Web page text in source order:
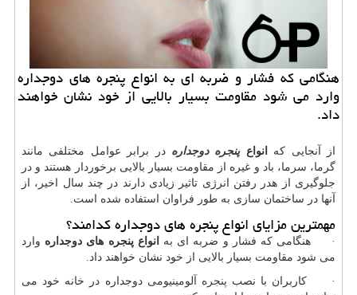
هنگامی كه فشار و ضربه ای به انواع پنجره های دوجداره
وارد می شود مقاومت بسیار بالایی از خود نشان خواهند
داد.
از آنجایی که انواعپنجره دوجداره در برابر عوامل مختلفی مانند
گرما، سرما، باد و غیره از مقاومت بسیار بالایی برخوردار هستند و در
جلوگیری از هدر رفتن انرژی تاثیر زیادی دارند در چند سال اخیر، از
آنها در ساختمان سازی به طور فراوان استفاده شده است.
مهمترین مزایای انواع پنجره های دوجداره کدامند؟
· هنگامی که فشار و ضربه ای به انواع پنجره های دوجداره وارد
می شود مقاومت بسیار بالایی از خود نشان خواهند داد.
· کاربران با نصب پنجره آلومینیومی دوجداره در خانه خود می